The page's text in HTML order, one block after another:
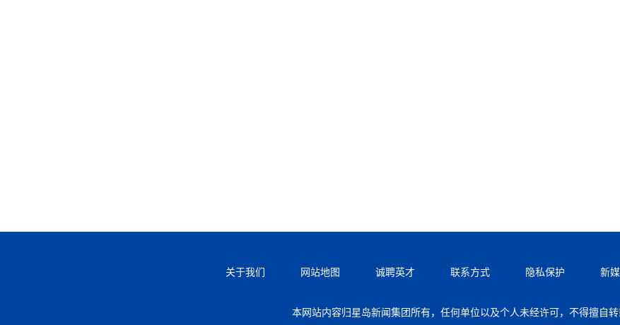
关于我们 网站地图 诚聘英才 联系方式 隐私保护 新
本网站内容归星岛新闻集团所有，任何单位以及个人未经许可，不得擅自转